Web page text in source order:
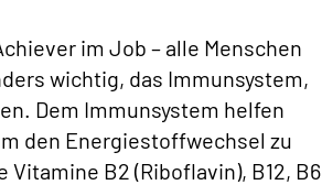
im Job – alle Menschen
wichtig, das Immunsystem,
Dem Immunsystem helfen
den Energiestoffwechsel zu
B2 (Riboflavin), B12, B6